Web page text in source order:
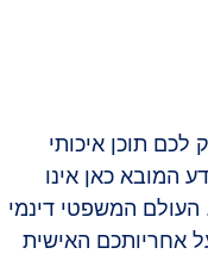
תוכן איכותי
המובא כאן אינו
העולם המשפטי דינמי
אחריותכם האישית